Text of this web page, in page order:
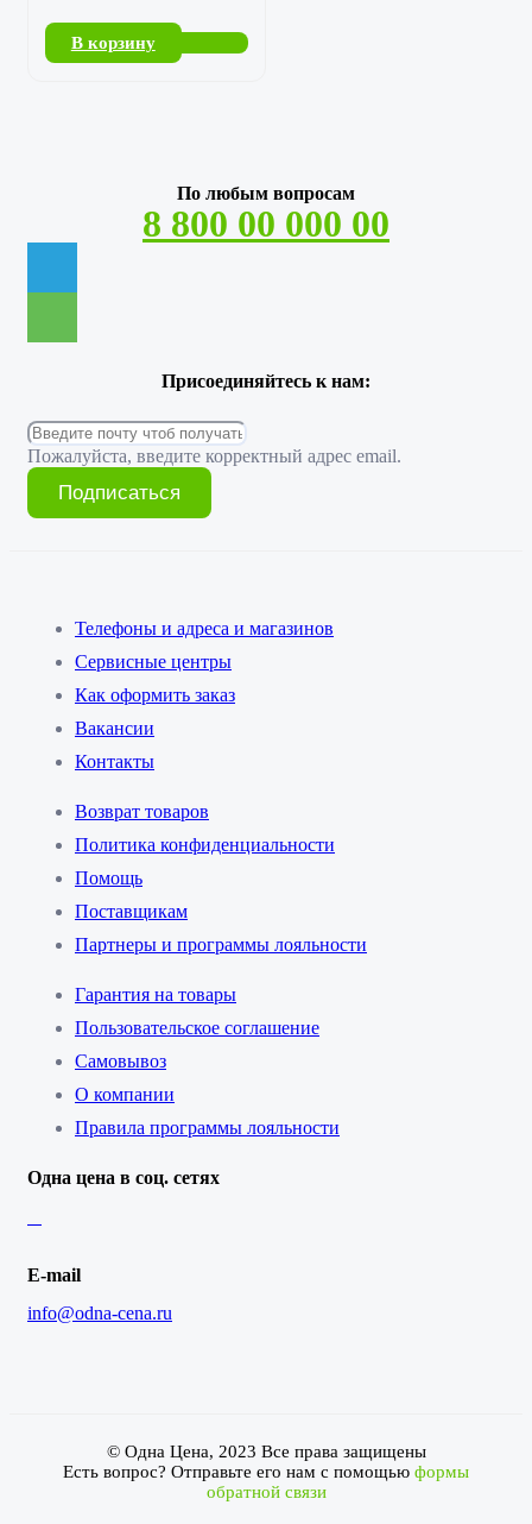
В корзину
По любым вопросам
8 800 00 000 00
Присоединяйтесь к нам:
Пожалуйста, введите корректный адрес email.
Подписаться
Телефоны и адреса и магазинов
Сервисные центры
Как оформить заказ
Вакансии
Контакты
Возврат товаров
Политика конфиденциальности
Помощь
Поставщикам
Партнеры и программы лояльности
Гарантия на товары
Пользовательское соглашение
Самовывоз
О компании
Правила программы лояльности
Одна цена в соц. сетях
E-mail
info@odna-cena.ru
© Одна Цена, 2023 Все права защищены
Есть вопрос? Отправьте его нам с помощью формы
обратной связи